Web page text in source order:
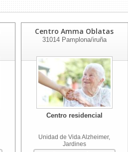
Centro Amma Oblatas
31014Pamplona/iruña
Centro residencial
Unidad de Vida Alzheimer,
Jardines